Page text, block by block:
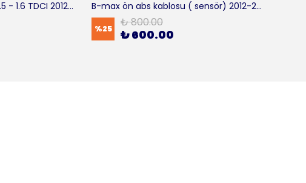
B-max motor takozu 1.5 - 1.6 TDCI 2012-2016 ORJİNAL B-max ön abs kablosu ( sensör) 2012-2016 ITHAL
%25 ₺ 800.00
₺ 600.00